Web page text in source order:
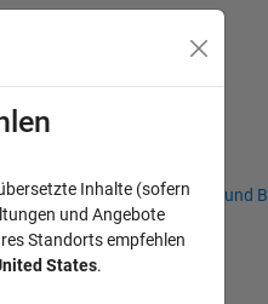
Studierende und
Canvas-
Inhalte (sofern
und Angebote
Standorts empfehlen
States.